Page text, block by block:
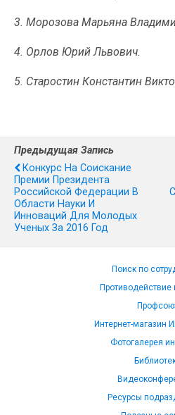
3. Морозова Марьяна
4. Орлов Юрий Львович.
5. Старостин Константин
Предыдущая Запись
Конкурс На Соискание
Премии Президента
Российской Федерации В
Области Науки И
Инноваций Для Молодых
Ученых За 2016 Год
Поиск по
Противодействие
Интернет-магазин
Фотогалерея
Ресурсы